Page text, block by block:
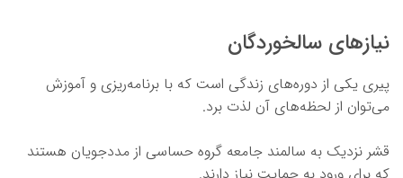
نیازهای سالخوردگان
پیری یکی از دوره‌های زندگی است که با برنامه‌ریزی و آموزش
می‌توان از لحظه‌های آن لذت برد.
قشر نزدیک به سالمند جامعه گروه حساسی از مددجویان هستند